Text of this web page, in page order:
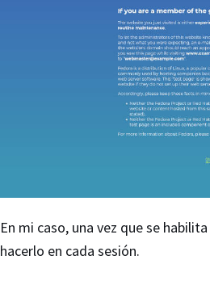
En mi caso, una vez que se
hacerlo en cada sesión.